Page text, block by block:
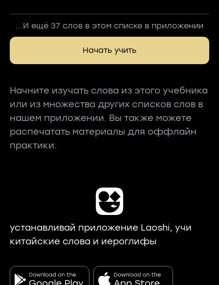
...И ещё 37 слов в этом списке в приложении
Начать учить
Начните изучать слова из этого учебника
или из множества других списков слов в
нашем приложении. Вы также можете
распечатать материалы для оффлайн
практики.
устанавливай приложение Laoshi, учи
китайские слова и иероглифы